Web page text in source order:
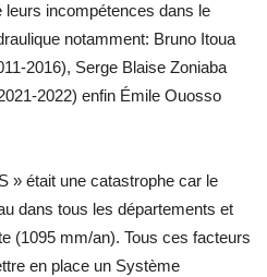
incompétences dans le
notamment: Bruno Itoua
2016), Serge Blaise Zoniaba
2022) enfin Émile Ouosso
» était une catastrophe car le
dans tous les départements et
(1095 mm/an). Tous ces facteurs
en place un Système